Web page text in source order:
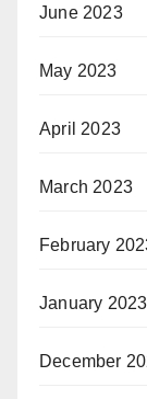
June 2023
May 2023
April 2023
March 2023
February
January 2023
December